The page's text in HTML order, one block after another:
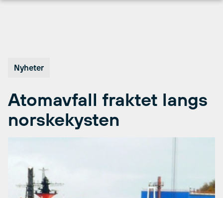
Nyheter
Atomavfall fraktet langs
norskekysten